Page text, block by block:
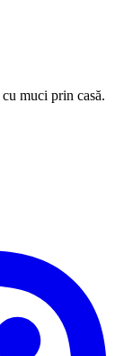
muci prin casă.